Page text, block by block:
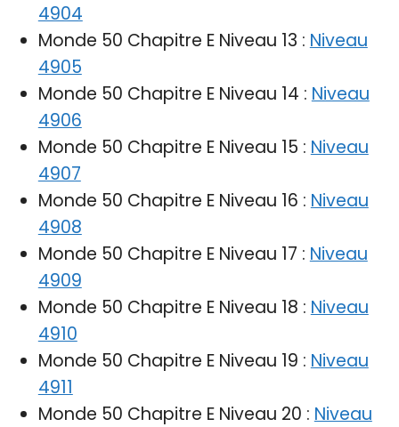
4904
Monde 50 Chapitre E Niveau 13 : Niveau
4905
Monde 50 Chapitre E Niveau 14 : Niveau
4906
Monde 50 Chapitre E Niveau 15 : Niveau
4907
Monde 50 Chapitre E Niveau 16 : Niveau
4908
Monde 50 Chapitre E Niveau 17 : Niveau
4909
Monde 50 Chapitre E Niveau 18 : Niveau
4910
Monde 50 Chapitre E Niveau 19 : Niveau
4911
Monde 50 Chapitre E Niveau 20 : Niveau